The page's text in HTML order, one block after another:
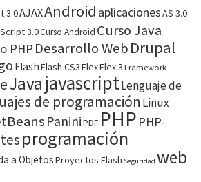
3.0AJAXAndroid aplicacionesAS 3.0
3.0Curso Android Curso Java
PHP Desarrollo WebDrupal
FlashFlash CS3FlexFlex 3 Framework
JavajavascriptLenguaje de
de programación Linux
Panini PDF PHP PHP-
programación
a ObjetosProyectos Flash Seguridad web